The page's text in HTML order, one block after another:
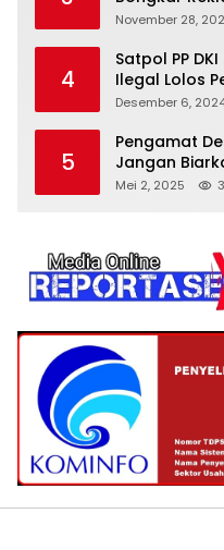
November 28,
4
Satpol PP
Ilegal Lolos
Desember 6,
5
Pengamat
Jangan
‘Spa
Mei 2, 2025